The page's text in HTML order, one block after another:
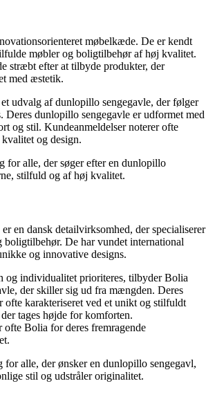
møbelkæde. De er kendt
møbler og boligtilbehør af høj kvalitet.
stræbt efter at tilbyde produkter, der
med æstetik.
udvalg af dunlopillo sengegavle, der følger
Deres dunlopillo sengegavle er udformet med
og stil. Kundeanmeldelser noterer ofte
og design.
for alle, der søger efter en dunlopillo
stilfuld og af høj kvalitet.
en dansk detailvirksomhed, der specialiserer
boligtilbehør. De har vundet international
og innovative designs.
og individualitet prioriteres, tilbyder Bolia
der skiller sig ud fra mængden. Deres
ofte karakteriseret ved et unikt og stilfuldt
tages højde for komforten.
ofte Bolia for deres fremragende
for alle, der ønsker en dunlopillo sengegavl,
stil og udstråler originalitet.